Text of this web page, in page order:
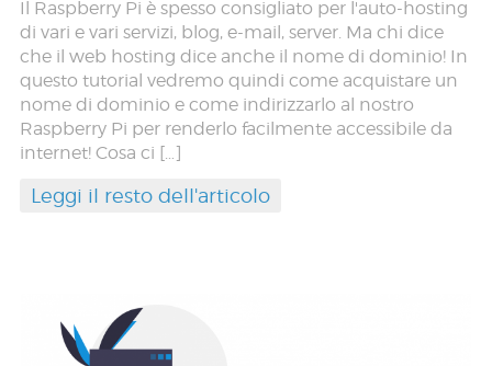
Il Raspberry Pi è spesso consigliato per l'auto-hosting
di vari e vari servizi, blog, e-mail, server. Ma chi dice
che il web hosting dice anche il nome di dominio! In
questo tutorial vedremo quindi come acquistare un
nome di dominio e come indirizzarlo al nostro
Raspberry Pi per renderlo facilmente accessibile da
internet! Cosa ci […]
Leggi il resto dell'articolo